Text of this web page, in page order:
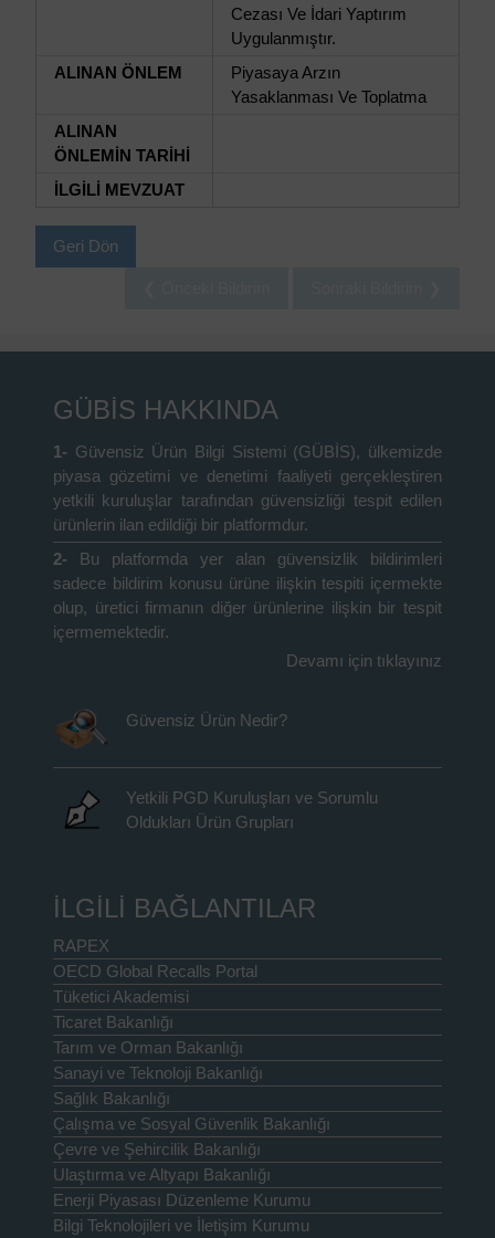
Cezası Ve İdari Yaptırım
Uygulanmıştır.
ALINAN ÖNLEM
Piyasaya Arzın
Yasaklanması Ve Toplatma
ALINAN
ÖNLEMİN TARİHİ
İLGİLİ MEVZUAT
Geri Dön
GÜBİS HAKKINDA
1- Güvensiz Ürün Bilgi Sistemi (GÜBİS), ülkemizde
piyasa gözetimi ve denetimi faaliyeti gerçekleştiren
yetkili kuruluşlar tarafından güvensizliği tespit edilen
ürünlerin ilan edildiği bir platformdur.
2-
Bu platformda yer alan güvensizlik bildirimleri
sadece bildirim konusu ürüne ilişkin tespiti içermekte
olup, üretici firmanın diğer ürünlerine ilişkin bir tespit
içermemektedir.
Devamı için tıklayınız
Güvensiz Ürün Nedir?
Yetkili PGD Kuruluşları ve Sorumlu
Oldukları Ürün Grupları
İLGİLİ BAĞLANTILAR
RAPEX
OECD Global Recalls Portal
Tüketici Akademisi
Ticaret Bakanlığı
Tarım ve Orman Bakanlığı
Sanayi ve Teknoloji Bakanlığı
Sağlık Bakanlığı
Çalışma ve Sosyal Güvenlik Bakanlığı
Çevre ve Şehircilik Bakanlığı
Ulaştırma ve Altyapı Bakanlığı
Enerji Piyasası Düzenleme Kurumu
Bilgi Teknolojileri ve İletişim Kurumu